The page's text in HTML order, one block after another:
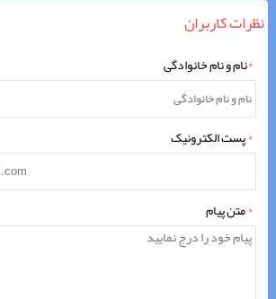
نظرات کاربران
*نام و نام خانوادگی
*پست الکترونیک
*متن پیام